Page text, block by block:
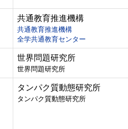
共通教育推進機構
共通教育推進機構
全学共通教育センター
世界問題研究所
世界問題研究所
タンパク質動態研究所
タンパク質動態研究所